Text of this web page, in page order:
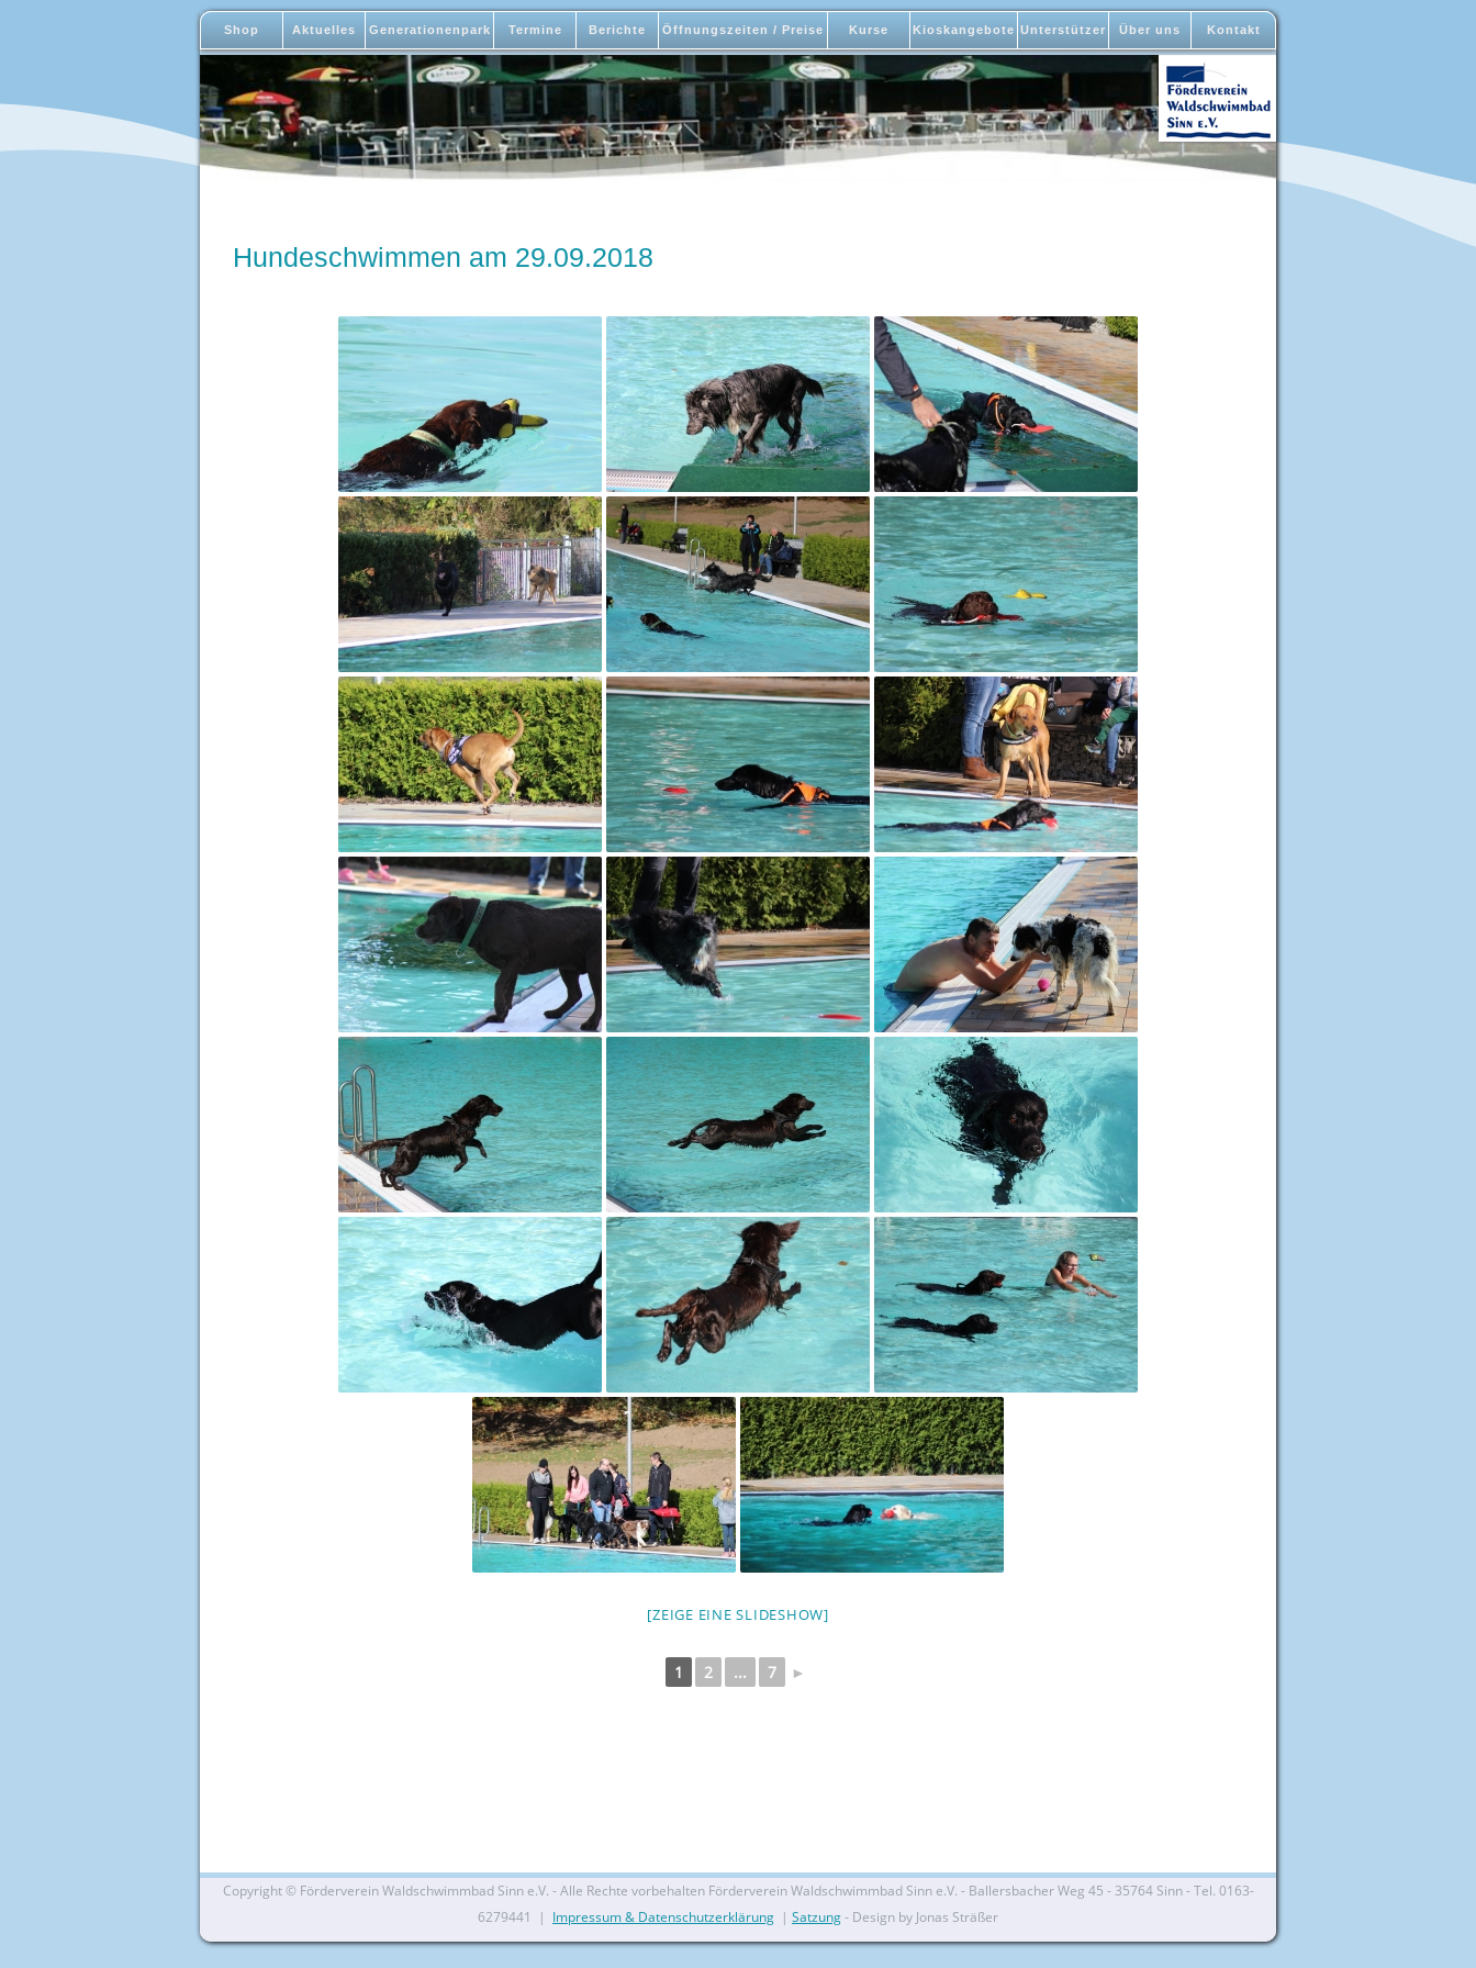
Shop Aktuelles Generationenpark Termine Berichte Öffnungszeiten / Preise Kurse Kioskangebote Unterstützer Über uns Kontakt
Hundeschwimmen am 29.09.2018
[ZEIGE EINE SLIDESHOW]
1 2 ... 7 ►
Copyright © Förderverein Waldschwimmbad Sinn e.V. - Alle Rechte vorbehalten Förderverein Waldschwimmbad Sinn e.V. - Ballersbacher Weg 45 - 35764 Sinn - Tel. 0163-
6279441 | Impressum & Datenschutzerklärung | Satzung- Design by Jonas Sträßer